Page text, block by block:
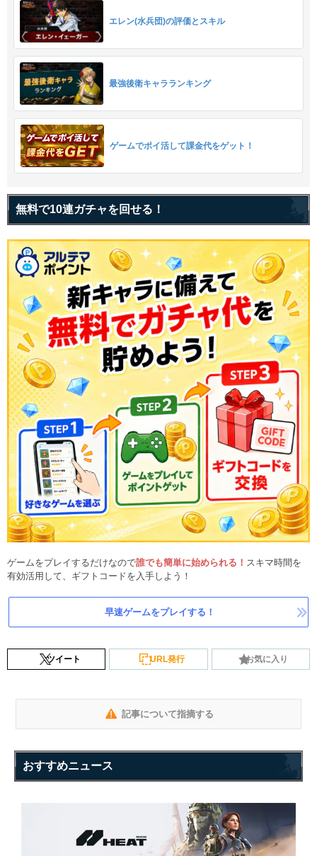
エレン(水兵団)の評価とスキル
最強後衛キャラランキング
ゲームでポイ活して課金代をゲット！
無料で10連ガチャを回せる！
ゲームをプレイするだけなので誰でも簡単に始められる！ スキマ時間を
有効活用して、ギフトコードを入手しよう！
早速ゲームをプレイする！
ツイート URL発行 お気に入り
記事について指摘する
おすすめニュース